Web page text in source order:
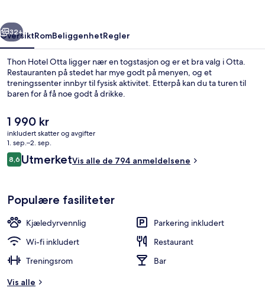
Senger med overmadrass,
Neste
32+
OversiktRomBeliggenhetRegler
Thon Hotel Otta ligger nær en togstasjon og er et bra valg i Otta.
Restauranten på stedet har mye godt på menyen, og et
treningssenter innbyr til fysisk aktivitet. Etterpå kan du ta turen til
baren for å få noe godt å drikke.
Den
nåværende
prisen
er
1 990 kr
1 990 kr
inkludert skatter og avgifter
1. sep.–2. sep.
Anmeldelser
8,68,6 av 10 –
UtmerketVis alle de 794 anmeldelsene
Populære fasiliteter
Kjæledyrvennlig
Parkering inkludert
Wi-fi inkludert
Restaurant
Treningsrom
Bar
Vis alle